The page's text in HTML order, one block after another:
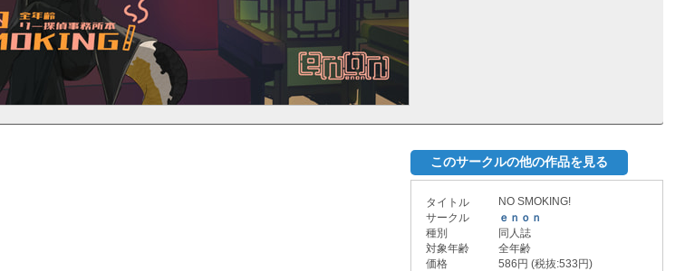
このサークルの他の作品を見る
タイトル
NO SMOKING!
サークル
ｅｎｏｎ
種別
同人誌
対象年齢
全年齢
価格
586円 (税抜:533円)